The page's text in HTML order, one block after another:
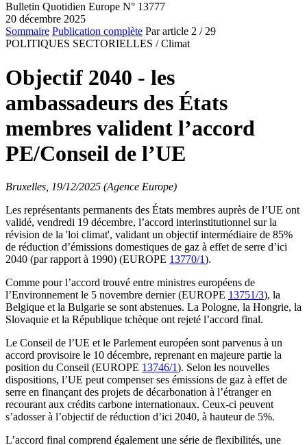
Bulletin Quotidien Europe N° 13777
20 décembre 2025
Sommaire Publication complète Par article 2 / 29
POLITIQUES SECTORIELLES / Climat
Objectif 2040 - les
ambassadeurs des États
membres valident l’accord
PE/Conseil de l’UE
Bruxelles, 19/12/2025 (Agence Europe)
Les représentants permanents des États membres auprès de l’UE ont
validé, vendredi 19 décembre, l’accord interinstitutionnel sur la
révision de la 'loi climat', validant un objectif intermédiaire de 85%
de réduction d’émissions domestiques de gaz à effet de serre d’ici
2040 (par rapport à 1990) (EUROPE 13770/1).
Comme pour l’accord trouvé entre ministres européens de
l’Environnement le 5 novembre dernier (EUROPE 13751/3), la
Belgique et la Bulgarie se sont abstenues. La Pologne, la Hongrie, la
Slovaquie et la République tchèque ont rejeté l’accord final.
Le Conseil de l’UE et le Parlement européen sont parvenus à un
accord provisoire le 10 décembre, reprenant en majeure partie la
position du Conseil (EUROPE 13746/1). Selon les nouvelles
dispositions, l’UE peut compenser ses émissions de gaz à effet de
serre en finançant des projets de décarbonation à l’étranger en
recourant aux crédits carbone internationaux. Ceux-ci peuvent
s’adosser à l’objectif de réduction d’ici 2040, à hauteur de 5%.
L’accord final comprend également une série de flexibilités, une